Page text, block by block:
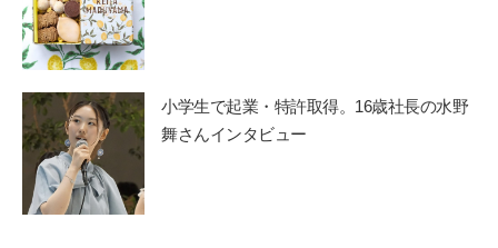
小学生で起業・特許取得。16歳社長の水野
舞さんインタビュー